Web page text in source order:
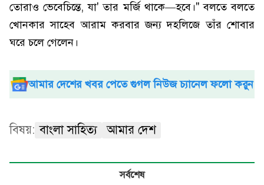
তোরাও ভেবেচিন্তে, যা' তার মর্জি থাকে—হবে।" বলতে বলতে
খোনকার সাহেব আরাম করবার জন্য দহলিজে তাঁর শোবার
ঘরে চলে গেলেন।
আমার দেশের খবর পেতে গুগল নিউজ চ্যানেল ফলো করুন
বিষয়: বাংলা সাহিত্য আমার দেশ
সর্বশেষ